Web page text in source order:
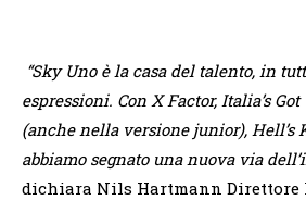
“Sky Uno è la casa del talento, in
espressioni. Con X Factor, Italia’s
(anche nella versione junior), Hell’s
abbiamo segnato una nuova via dell’
dichiara Nils Hartmann Direttore